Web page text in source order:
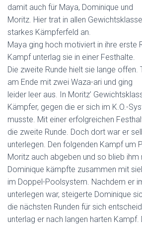
damit auch für Maya, Dominique und
Moritz. Hier trat in allen
starkes Kämpferfeld an.
Maya ging hoch motiviert in ihre erste
Kampf unterlag sie in einer Festhalte.
Die zweite Runde hielt sie lange
am Ende mit zwei Waza-ari und ging
leider leer aus. In Moritz’
Kämpfer, gegen die er sich im K.O.-
musste. Mit einer erfolgreichen
die zweite Runde. Doch dort war er
unterlegen. Den folgenden Kampf um
Moritz auch abgeben und so blieb ihm
Dominique kämpfte zusammen mit
im Doppel-Poolsystem. Nachdem er
unterlegen war, steigerte Dominique
die nächsten Runden für sich
unterlag er nach langen harten Kampf.